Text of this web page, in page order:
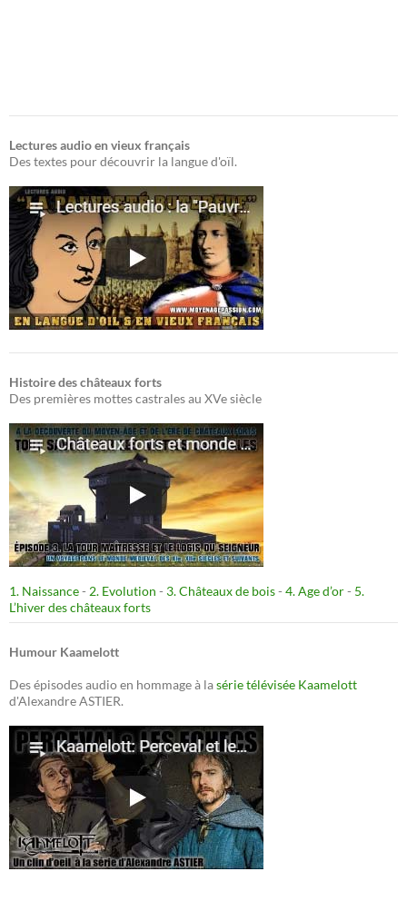
Lectures audio en vieux français
Des textes pour découvrir la langue d'oïl.
Histoire des châteaux forts
Des premières mottes castrales au XVe siècle
1. Naissance- 2. Evolution - 3. Châteaux de bois- 4. Age d’or- 5.
L’hiver des châteaux forts
Humour Kaamelott
Des épisodes audio en hommage à lasérie télévisée Kaamelott
d'Alexandre ASTIER.